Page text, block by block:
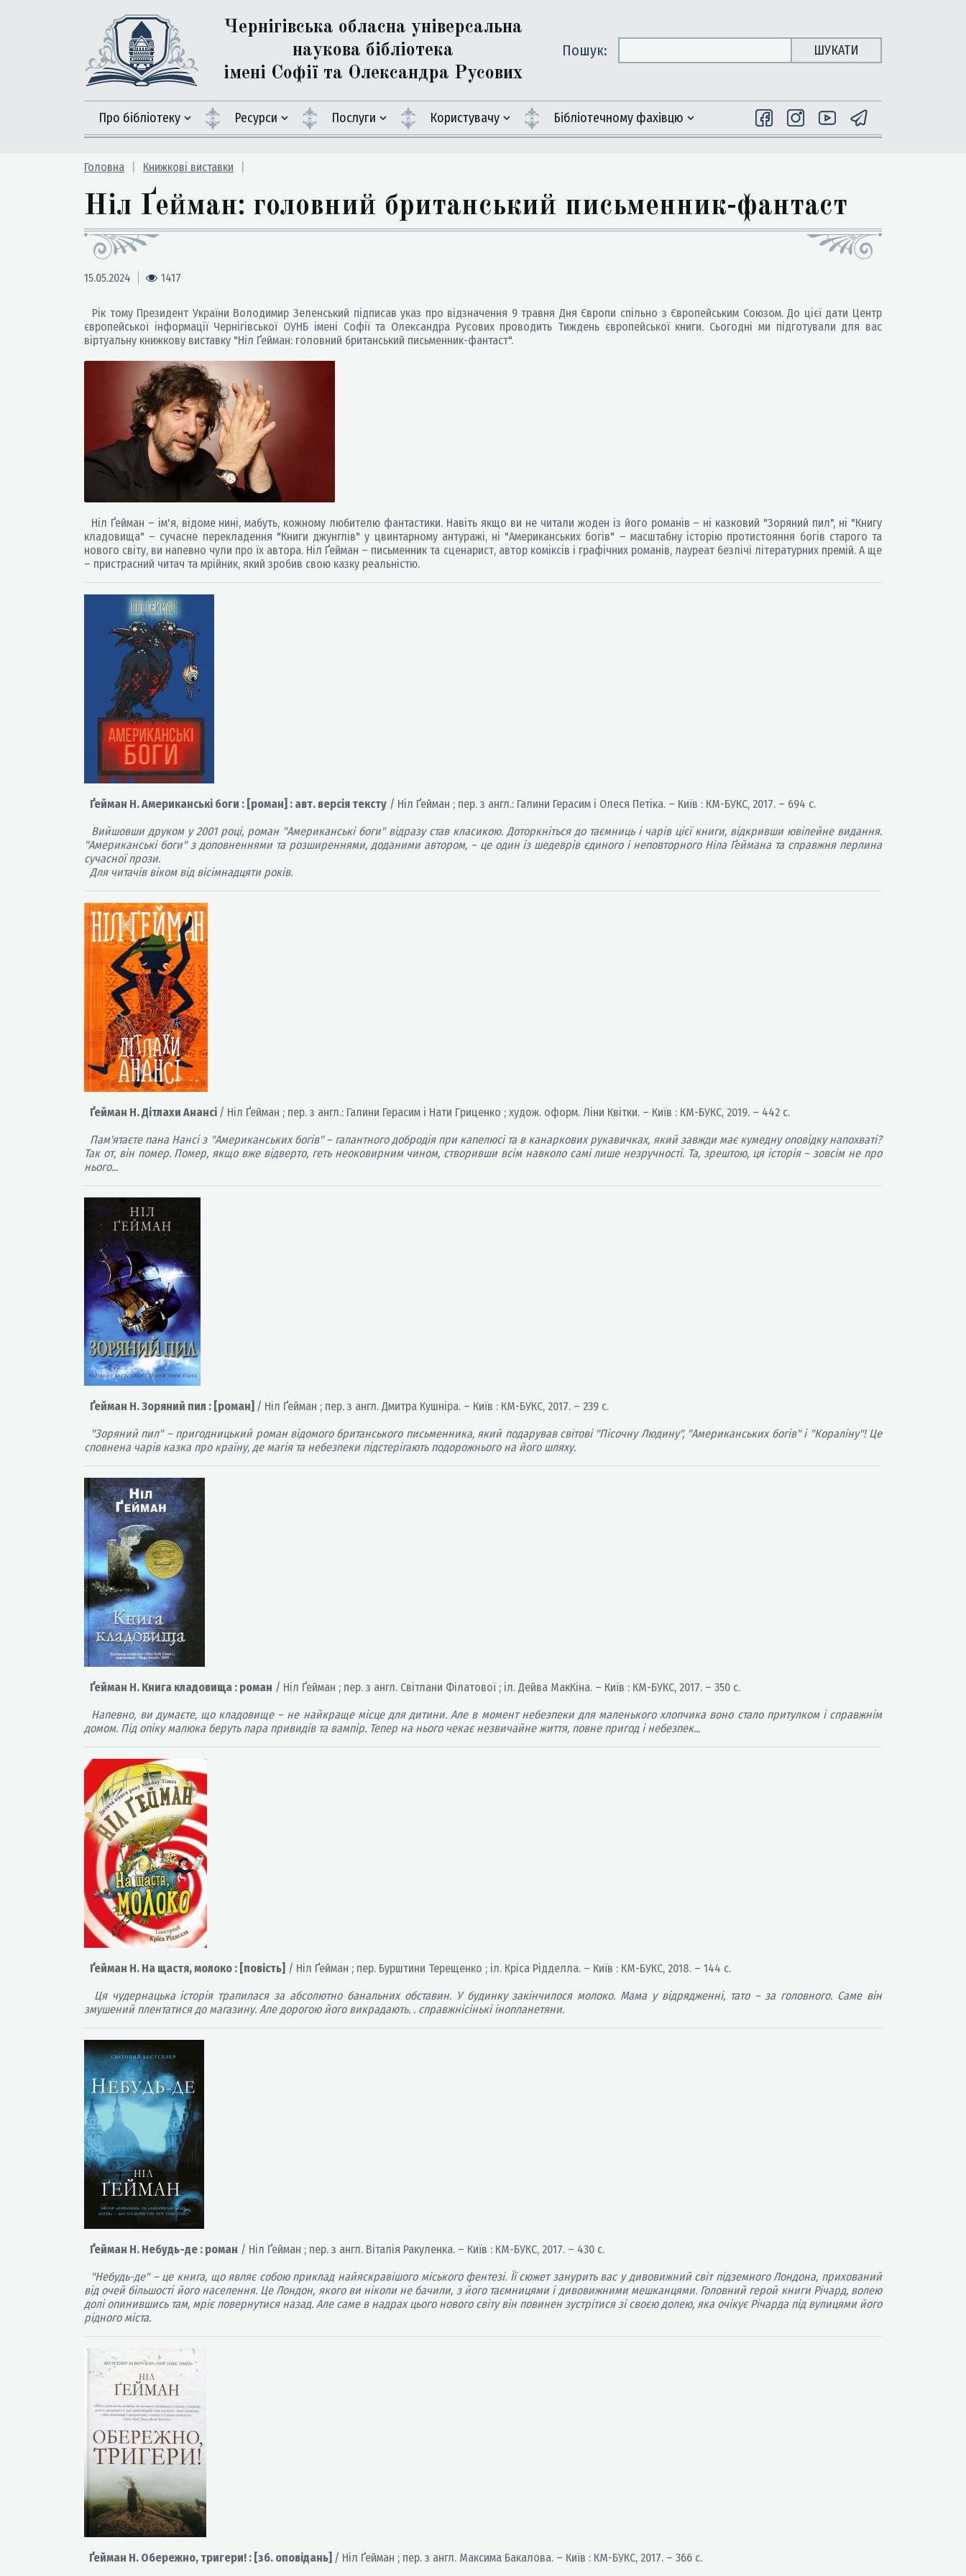
Чернігівська обласна універсальна
наукова бібліотека
імені Софії та Олександра Русових
Пошук: ШУКАТИ
Про бібліотеку Ресурси Послуги Користувачу Бiблiотечному фахiвцю
Головна Книжкові виставки
Ніл Ґейман: головний британський письменник-фантаст
15.05.2024 1417
Рік тому Президент України Володимир Зеленський підписав указ про відзначення 9 травня Дня Європи спільно з Європейським Союзом. До цієї дати Центр
європейської інформації Чернігівської ОУНБ імені Софії та Олександра Русових проводить Тиждень європейської книги. Сьогодні ми підготували для вас
віртуальну книжкову виставку "Ніл Ґейман: головний британський письменник-фантаст".
Ніл Ґейман – ім'я, відоме нині, мабуть, кожному любителю фантастики. Навіть якщо ви не читали жоден із його романів – ні казковий "Зоряний пил", ні "Книгу
кладовища" – сучасне перекладення "Книги джунглів" у цвинтарному антуражі, ні "Американських богів" – масштабну історію протистояння богів старого та
нового світу, ви напевно чули про їх автора. Ніл Ґейман – письменник та сценарист, автор коміксів і графічних романів, лауреат безлічі літературних премій. А ще
– пристрасний читач та мрійник, який зробив свою казку реальністю.
Ґейман Н. Американські боги : [роман] : авт. версія тексту / Ніл Ґейман ; пер. з англ.: Галини Герасим і Олеся Петіка. – Київ : КМ-БУКС, 2017. – 694 с.
Вийшовши друком у 2001 році, роман "Американські боги" відразу став класикою. Доторкніться до таємниць і чарів цієї книги, відкривши ювілейне видання.
"Американські боги" з доповненнями та розширеннями, доданими автором, – це один із шедеврів єдиного і неповторного Ніла Ґеймана та справжня перлина
сучасної прози.
Для читачів віком від вісімнадцяти років.
Ґейман Н. Дітлахи Анансі / Ніл Ґейман ; пер. з англ.: Галини Герасим і Нати Гриценко ; худож. оформ. Ліни Квітки. – Київ : КМ-БУКС, 2019. – 442 с.
Пам'ятаєте пана Нансі з "Американських богів" – галантного добродія при капелюсі та в канаркових рукавичках, який завжди має кумедну оповідку напохваті?
Так от, він помер. Помер, якщо вже відверто, геть неоковирним чином, створивши всім навколо самі лише незручності. Та, зрештою, ця історія – зовсім не про
нього...
Ґейман Н. Зоряний пил : [роман] / Ніл Ґейман ; пер. з англ. Дмитра Кушніра. – Київ : КМ-БУКС, 2017. – 239 с.
"Зоряний пил" – пригодницький роман відомого британського письменника, який подарував світові "Пісочну Людину", "Американських богів" і "Кораліну"! Це
сповнена чарів казка про країну, де магія та небезпеки підстерігають подорожнього на його шляху.
Ґейман Н. Книга кладовища : роман / Ніл Ґейман ; пер. з англ. Світлани Філатової ; іл. Дейва МакКіна. – Київ : КМ-БУКС, 2017. – 350 с.
Напевно, ви думаєте, що кладовище – не найкраще місце для дитини. Але в момент небезпеки для маленького хлопчика воно стало притулком і справжнім
домом. Під опіку малюка беруть пара привидів та вампір. Тепер на нього чекає незвичайне життя, повне пригод і небезпек...
Ґейман Н. На щастя, молоко : [повість] / Ніл Ґейман ; пер. Бурштини Терещенко ; іл. Кріса Рідделла. – Київ : КМ-БУКС, 2018. – 144 с.
Ця чудернацька історія трапилася за абсолютно банальних обставин. У будинку закінчилося молоко. Мама у відрядженні, тато – за головного. Саме він
змушений плентатися до магазину. Але дорогою його викрадають. . справжнісінькі інопланетяни.
Ґейман Н. Небудь-де : роман / Ніл Ґейман ; пер. з англ. Віталія Ракуленка. – Київ : КМ-БУКС, 2017. – 430 с.
"Небудь-де" – це книга, що являє собою приклад найяскравішого міського фентезі. Її сюжет занурить вас у дивовижний світ підземного Лондона, прихований
від очей більшості його населення. Це Лондон, якого ви ніколи не бачили, з його таємницями і дивовижними мешканцями. Головний герой книги Річард, волею
долі опинившись там, мріє повернутися назад. Але саме в надрах цього нового світу він повинен зустрітися зі своєю долею, яка очікує Річарда під вулицями його
рідного міста.
Ґейман Н. Обережно, тригери! : [зб. оповідань] / Ніл Ґейман ; пер. з англ. Максима Бакалова. – Київ : КМ-БУКС, 2017. – 366 с.